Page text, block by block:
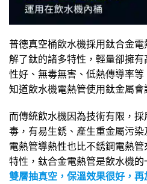
普德真空桶飲水機採用鈦合金
解了鈦的諸多特性，輕量卻擁
性好、無毒無害、低熱傳導率
知道飲水機電熱管使用鈦金屬會
而傳統飲水機因為技術有限，
毒，有易生銹、產生重金屬污
電熱管導熱性也比不銹鋼電熱
特性，鈦合金電熱管是飲水機的
雙層抽真空，保溫效果很好，